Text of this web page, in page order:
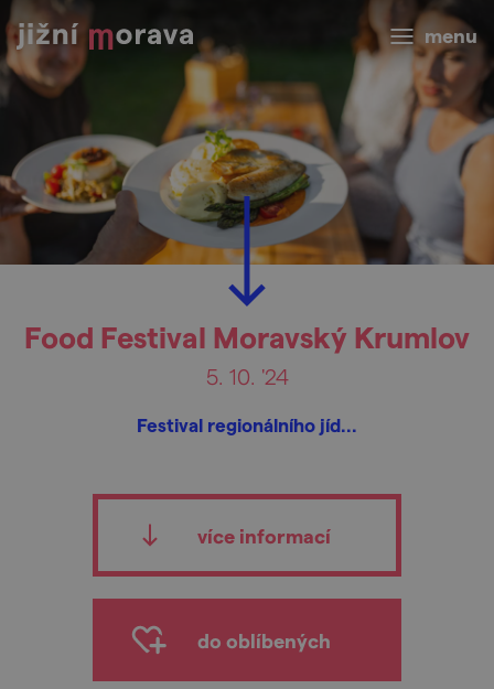
menu
Food Festival Moravský Krumlov
5. 10. '24
Festival regionálního jíd...
více informací
do oblíbených